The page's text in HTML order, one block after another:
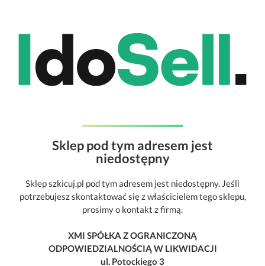
Sklep pod tym adresem jest
niedostępny
Sklep szkicuj.pl pod tym adresem jest niedostępny. Jeśli
potrzebujesz skontaktować się z właścicielem tego sklepu,
prosimy o kontakt z firmą.
XMI SPÓŁKA Z OGRANICZONĄ
ODPOWIEDZIALNOŚCIĄ W LIKWIDACJI
ul. Potockiego 3